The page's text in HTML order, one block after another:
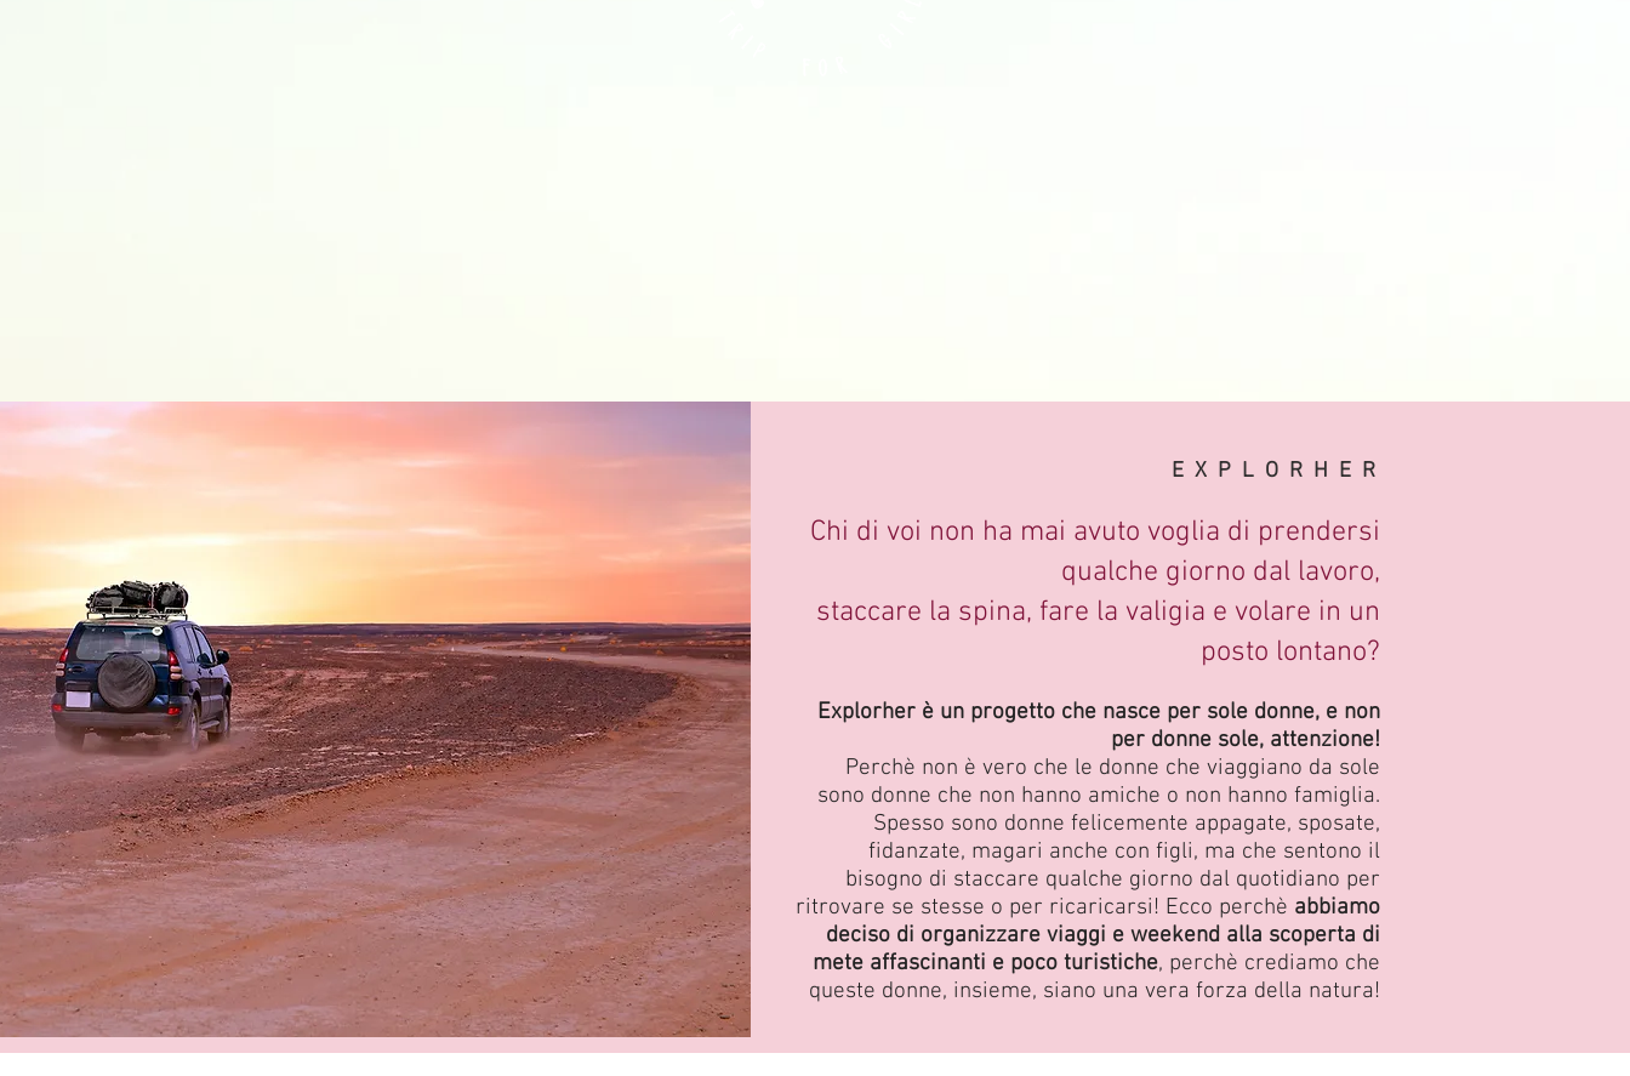
EXPLORHER
Chi di voi non ha mai avuto voglia di prendersi
qualche giorno dal lavoro,
staccare la spina, fare la valigia e volare in un
posto lontano?
Explorher è un progetto che nasce per sole donne, e non
per donne sole, attenzione!
Perchè non è vero che le donne che viaggiano da sole
sono donne che non hanno amiche o non hanno famiglia.
Spesso sono donne felicemente appagate, sposate,
fidanzate, magari anche con figli, ma che sentono il
bisogno di staccare qualche giorno dal quotidiano per
ritrovare se stesse o per ricaricarsi! Ecco perchè abbiamo
deciso di organizzare viaggi e weekend alla scoperta di
mete affascinanti e poco turistiche, perchè crediamo che
queste donne, insieme, siano una vera forza della natura!